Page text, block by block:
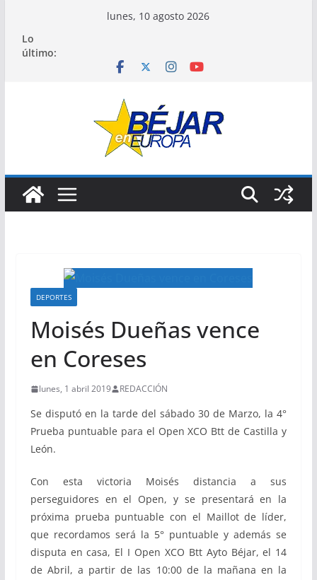
contenido
lunes, 10 agosto 2026
Lo
último:
DEPORTES
Moisés Dueñas vence
en Coreses
lunes, 1 abril 2019 REDACCIÓN
Se disputó en la tarde del sábado 30 de Marzo, la 4°
Prueba puntuable para el Open XCO Btt de Castilla y
León.
Con esta victoria Moisés distancia a sus
perseguidores en el Open, y se presentará en la
próxima prueba puntuable con el Maillot de líder,
que recordamos será la 5° puntuable y además se
disputa en casa, El I Open XCO Btt Ayto Béjar, el 14
de Abril, a partir de las 10:00 de la mañana en la